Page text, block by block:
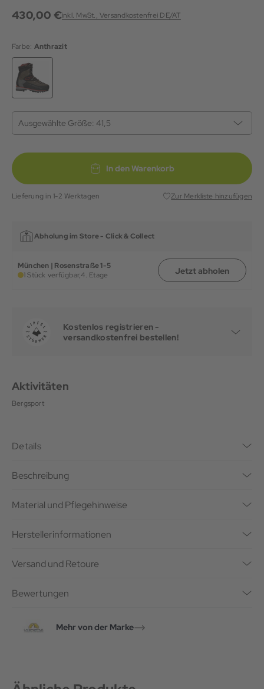
430,00 €inkl. MwSt., Versandkostenfrei DE/AT
Farbe: Anthrazit
Ausgewählte Größe: 41,5
In den Warenkorb
Lieferung in 1-2 Werktagen Zur Merkliste hinzufügen
Abholung im Store - Click & Collect
München | Rosenstraße 1-5
1 Stück verfügbar,4. Etage Jetzt abholen
Kostenlos registrieren -
versandkostenfrei bestellen!
Aktivitäten
Bergsport
Details
Beschreibung
Material und Pflegehinweise
Herstellerinformationen
Versand und Retoure
Bewertungen
Mehr von der Marke